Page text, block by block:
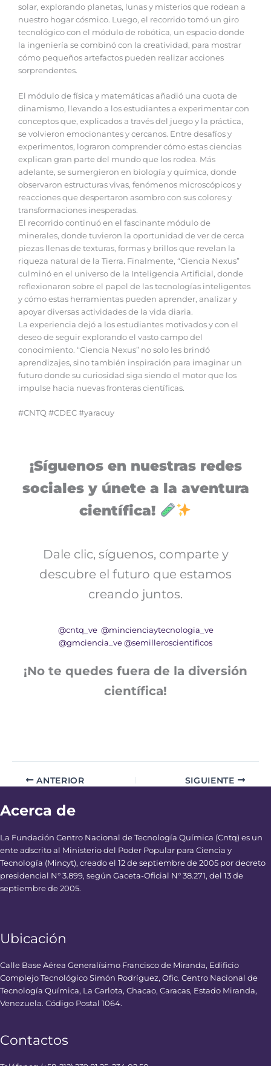
solar, explorando planetas, lunas y misterios que rodean a
nuestro hogar cósmico. Luego, el recorrido tomó un giro
tecnológico con el módulo de robótica, un espacio donde
la ingeniería se combinó con la creatividad, para mostrar
cómo pequeños artefactos pueden realizar acciones
sorprendentes.
El módulo de física y matemáticas añadió una cuota de
dinamismo, llevando a los estudiantes a experimentar con
conceptos que, explicados a través del juego y la práctica,
se volvieron emocionantes y cercanos. Entre desafíos y
experimentos, lograron comprender cómo estas ciencias
explican gran parte del mundo que los rodea. Más
adelante, se sumergieron en biología y química, donde
observaron estructuras vivas, fenómenos microscópicos y
reacciones que despertaron asombro con sus colores y
transformaciones inesperadas.
El recorrido continuó en el fascinante módulo de
minerales, donde tuvieron la oportunidad de ver de cerca
piezas llenas de texturas, formas y brillos que revelan la
riqueza natural de la Tierra. Finalmente, “Ciencia Nexus”
culminó en el universo de la Inteligencia Artificial, donde
reflexionaron sobre el papel de las tecnologías inteligentes
y cómo estas herramientas pueden aprender, analizar y
apoyar diversas actividades de la vida diaria.
La experiencia dejó a los estudiantes motivados y con el
deseo de seguir explorando el vasto campo del
conocimiento. “Ciencia Nexus” no solo les brindó
aprendizajes, sino también inspiración para imaginar un
futuro donde su curiosidad siga siendo el motor que los
impulse hacia nuevas fronteras científicas.
#CNTQ #CDEC #yaracuy
¡Síguenos en nuestras redes
sociales y únete a la aventura
científica!
Dale clic, síguenos, comparte y
descubre el futuro que estamos
creando juntos.
@cntq_ve @mincienciaytecnologia_ve
@gmciencia_ve @semilleroscientificos
¡No te quedes fuera de la diversión
científica!
ANTERIOR SIGUIENTE
Acerca de
La Fundación Centro Nacional de Tecnología Química (Cntq) es un
ente adscrito al Ministerio del Poder Popular para Ciencia y
Tecnología (Mincyt), creado el 12 de septiembre de 2005 por decreto
presidencial N° 3.899, según Gaceta-Oficial N° 38.271, del 13 de
septiembre de 2005.
Ubicación
Calle Base Aérea Generalísimo Francisco de Miranda, Edificio
Complejo Tecnológico Simón Rodríguez, Ofic. Centro Nacional de
Tecnología Química, La Carlota, Chacao, Caracas, Estado Miranda,
Venezuela. Código Postal 1064.
Contactos